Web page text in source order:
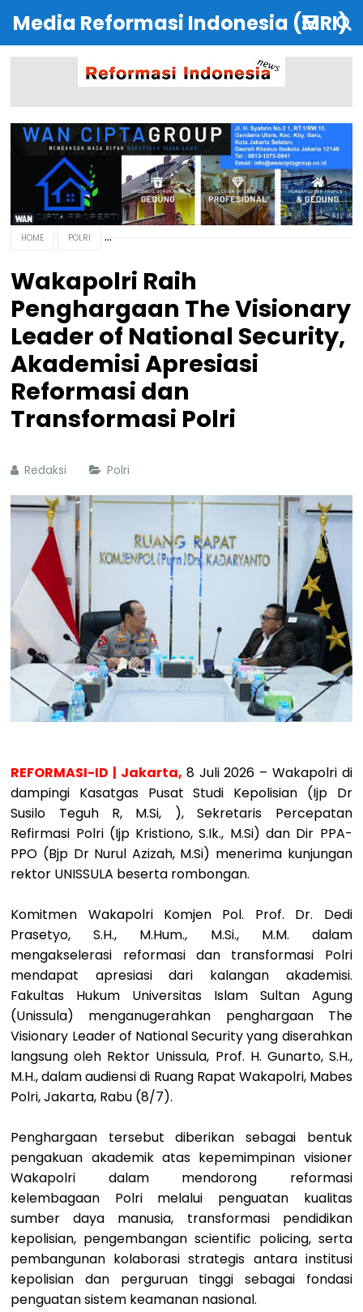
Media Reformasi Indonesia (MRI)
HOME POLRI
Wakapolri Raih
Penghargaan The Visionary
Leader of National Security,
Akademisi Apresiasi
Reformasi dan
Transformasi Polri
Redaksi Polri
REFORMASI-ID | Jakarta, 8 Juli 2026 – Wakapolri di
dampingi Kasatgas Pusat Studi Kepolisian (Ijp Dr
Susilo Teguh R, M.Si, ), Sekretaris Percepatan
Refirmasi Polri (Ijp Kristiono, S.Ik., M.Si) dan Dir PPA-
PPO (Bjp Dr Nurul Azizah, M.Si) menerima kunjungan
rektor UNISSULA beserta rombongan.
Komitmen Wakapolri Komjen Pol. Prof. Dr. Dedi
Prasetyo, S.H., M.Hum., M.Si., M.M. dalam
mengakselerasi reformasi dan transformasi Polri
mendapat apresiasi dari kalangan akademisi.
Fakultas Hukum Universitas Islam Sultan Agung
(Unissula) menganugerahkan penghargaan The
Visionary Leader of National Security yang diserahkan
langsung oleh Rektor Unissula, Prof. H. Gunarto, S.H.,
M.H., dalam audiensi di Ruang Rapat Wakapolri, Mabes
Polri, Jakarta, Rabu (8/7).
Penghargaan tersebut diberikan sebagai bentuk
pengakuan akademik atas kepemimpinan visioner
Wakapolri dalam mendorong reformasi
kelembagaan Polri melalui penguatan kualitas
sumber daya manusia, transformasi pendidikan
kepolisian, pengembangan scientific policing, serta
pembangunan kolaborasi strategis antara institusi
kepolisian dan perguruan tinggi sebagai fondasi
penguatan sistem keamanan nasional.